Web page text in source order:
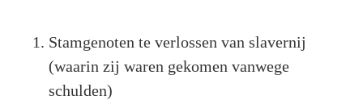
Stamgenoten te verlossen van slavernij
(waarin zij waren gekomen vanwege
schulden)